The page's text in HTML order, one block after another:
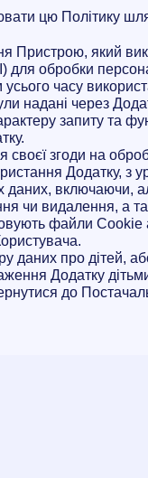
цю Політику
Пристрою, який
для обробки
часу
надані через
запиту та
згоди на
Додатку,
даних,
чи видалення, а
файли Cookie
про дітей,
Додатку
до